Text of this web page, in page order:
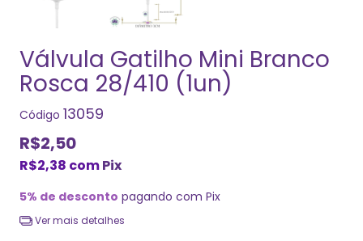
Válvula Gatilho Mini Branco
Rosca 28/410 (1un)
Código 13059
R$2,50
R$2,38 comPix
5% de desconto pagando com Pix
Ver mais detalhes